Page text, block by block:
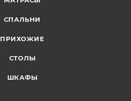
СПАЛЬНИ
ПРИХОЖИЕ
СТОЛЫ
ШКАФЫ